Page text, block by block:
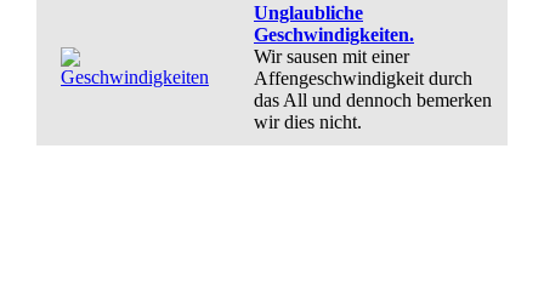
Unglaubliche
Geschwindigkeiten.
Wir sausen mit einer
Affengeschwindigkeit durch
das All und dennoch bemerken
wir dies nicht.